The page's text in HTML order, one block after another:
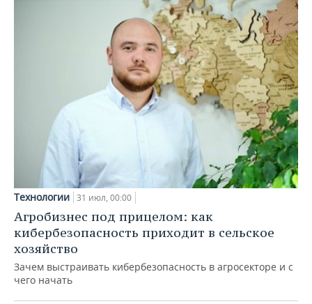
Технологии 31 июл, 00:00
Агробизнес под прицелом: как
кибербезопасность приходит в сельское
хозяйство
Зачем выстраивать кибербезопасность в агросекторе и с
чего начать